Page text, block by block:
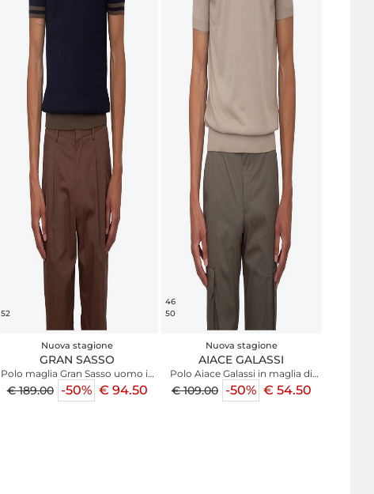
52
Nuova stagione
GRAN SASSO
Polo maglia Gran Sasso uomo in
cotone blu profili marroni
€ 189.00 -50% € 94.50
46
50
Nuova stagione
AIACE GALASSI
Polo Aiace Galassi in maglia di
cotone beige
€ 109.00 -50% € 54.50